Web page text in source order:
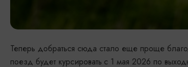
Теперь добраться сюда стало еще проще
поезд будет курсировать с 1 мая 2026 по